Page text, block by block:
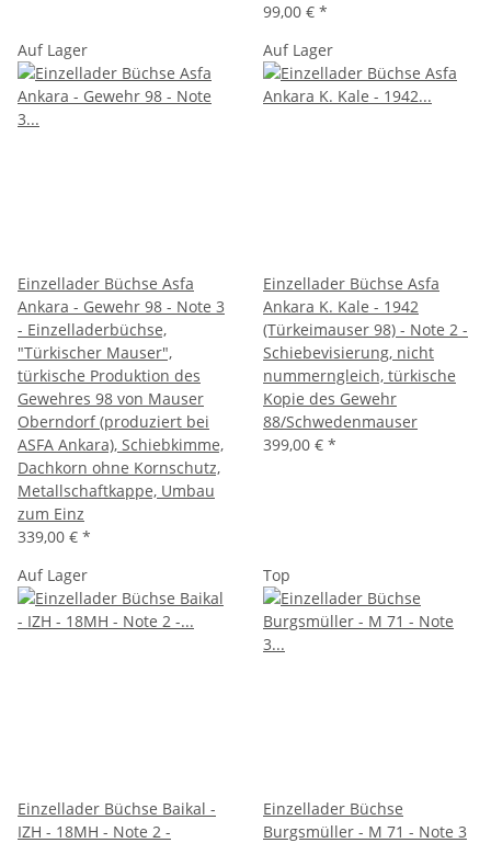
99,00 € *
Auf Lager
Einzellader Büchse Asfa
Ankara - Gewehr 98 - Note 3
- Einzelladerbüchse,
"Türkischer Mauser",
türkische Produktion des
Gewehres 98 von Mauser
Oberndorf (produziert bei
ASFA Ankara), Schiebkimme,
Dachkorn ohne Kornschutz,
Metallschaftkappe, Umbau
zum Einz
339,00 € *
Auf Lager
Einzellader Büchse Asfa
Ankara K. Kale - 1942
(Türkeimauser 98) - Note 2 -
Schiebevisierung, nicht
nummerngleich, türkische
Kopie des Gewehr
88/Schwedenmauser
399,00 € *
Auf Lager
Einzellader Büchse Baikal -
IZH - 18MH - Note 2 -
Top
Einzellader Büchse
Burgsmüller - M 71 - Note 3